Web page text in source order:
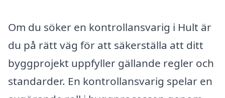
Om du söker en kontrollansvarig i Hult är
du på rätt väg för att säkerställa att ditt
byggprojekt uppfyller gällande regler och
standarder. En kontrollansvarig spelar en